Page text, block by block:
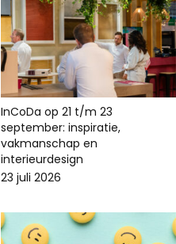
InCoDa op 21 t/m 23
september: inspiratie,
vakmanschap en
interieurdesign
23 juli 2026